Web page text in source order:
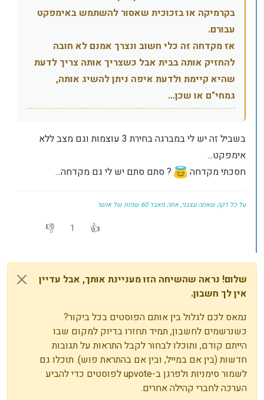
בקרמיקה או בזכוכית שאסור להשתמש באימפקט
עבורם.
אז מקדחה זה כלי חשוב ונצרך אמנם לא חובה
להחזיק אותה בבית אבל כשצריך אותה צריך לדעת
שהיא קיימת ולדעת איפה ניתן להשיג אותה,
גמחי"ם או שכן...
בשביל זה יש לי במברגה בחירת 3 עוצמות וגם מצב ללא
אימפקט...
חסכתי מקדחה
? סתם סתם יש לי גם מקדחה...
על כל דקה שאתה עצבני, אתה מאבד 60 שניות של אושר
1
שלום! נראה שהשיחה הזו מעניינת אותך, אבל עדיין
אין לך חשבון.
נמאס לכם לגלול בין אותם הפוסטים בכל ביקור?
כשנרשמים לחשבון, תמיד תחזרו בדיוק למקום שבו
הייתם קודם, ותוכלו לבחור לקבל התראות על תגובות
חדשות (בין אם במייל, ובין אם בהתראת פוש). תוכלו גם
לשמור סימניות ולפרגן ב-upvote לפוסטים כדי להביע
הערכה לחברי קהילה אחרים.